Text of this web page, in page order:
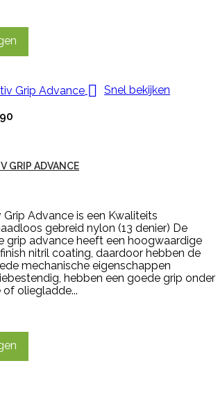
 Snel bekijken
GRIP ADVANCE
Advance is een Kwaliteits
gebreid nylon (13 denier) De
grip advance heeft een hoogwaardige
nitril coating, daardoor hebben de
mechanische eigenschappen
hebben een goede grip onder
oliegladde...